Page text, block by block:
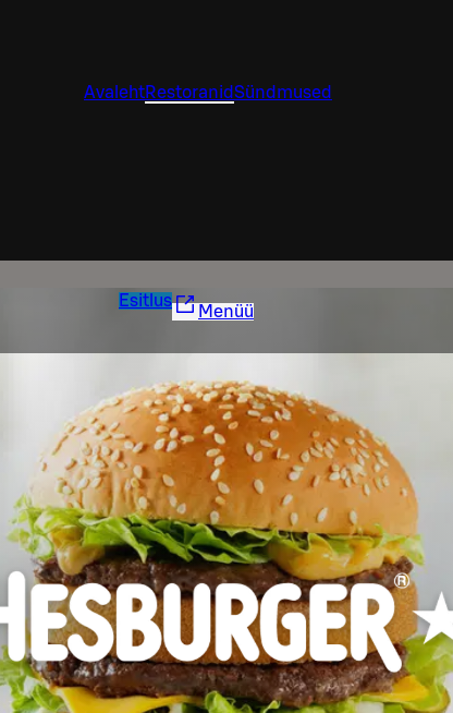
AvalehtRestoranidSündmused
Esitlus
Menüü